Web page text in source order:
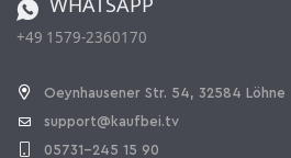
Vertrag widerrufen
+49 1579-2360170
Oeynhausener Str. 54, 32584 Löhne
support@kaufbei.tv
05731-245 15 90